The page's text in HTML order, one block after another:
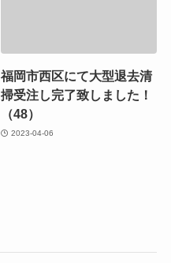
福岡市西区にて大型退去清
掃受注し完了致しました！
（48）
2023-04-06